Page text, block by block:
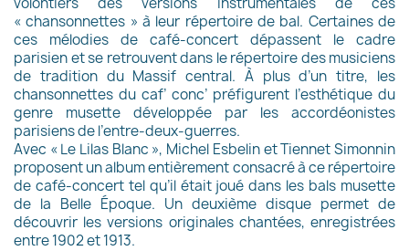
« chansonnettes » à leur répertoire de bal. Certaines de
ces mélodies de café-concert dépassent le cadre
parisien et se retrouvent dans le répertoire des musiciens
de tradition du Massif central. À plus d’un titre, les
chansonnettes du caf’ conc’ préfigurent l’esthétique du
genre musette développée par les accordéonistes
parisiens de l’entre-deux-guerres.
Avec « Le Lilas Blanc », Michel Esbelin et Tiennet Simonnin
proposent un album entièrement consacré à ce répertoire
de café-concert tel qu’il était joué dans les bals musette
de la Belle Époque. Un deuxième disque permet de
découvrir les versions originales chantées, enregistrées
entre 1902 et 1913.